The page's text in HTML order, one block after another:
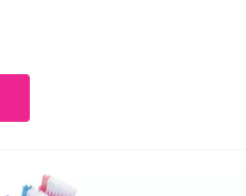
zu erhöhen oder zu reduzieren.